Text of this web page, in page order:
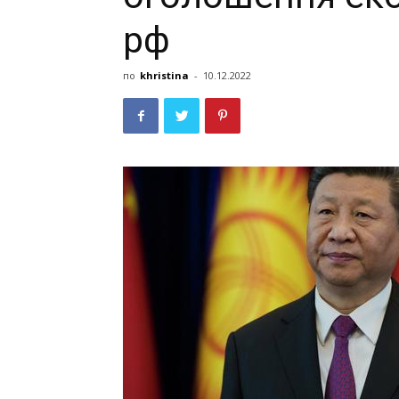
рф
по khristina - 10.12.2022